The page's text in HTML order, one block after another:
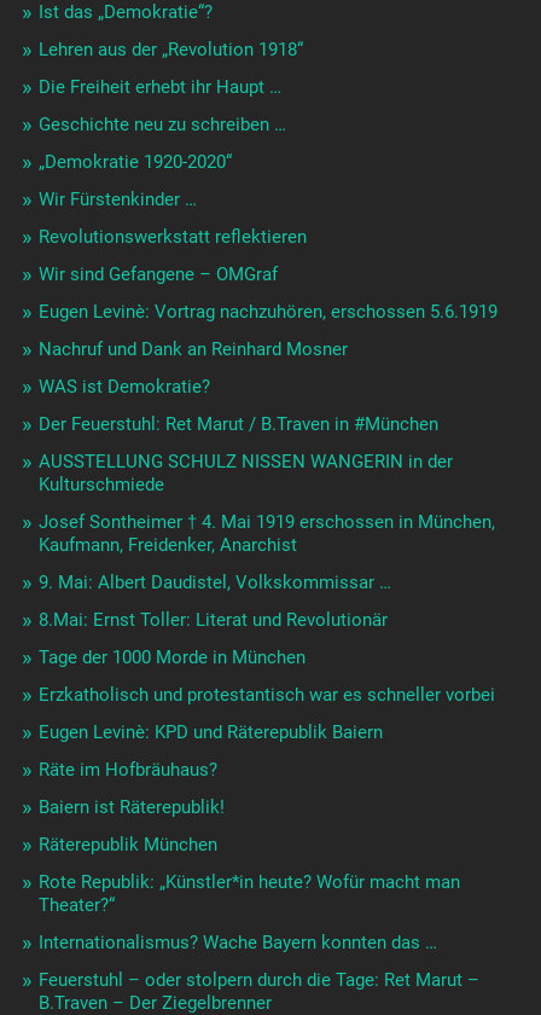
Ist das „Demokratie“?
Lehren aus der „Revolution 1918“
Die Freiheit erhebt ihr Haupt …
Geschichte neu zu schreiben …
„Demokratie 1920-2020“
Wir Fürstenkinder …
Revolutionswerkstatt reflektieren
Wir sind Gefangene – OMGraf
Eugen Levinè: Vortrag nachzuhören, erschossen 5.6.1919
Nachruf und Dank an Reinhard Mosner
WAS ist Demokratie?
Der Feuerstuhl: Ret Marut / B.Traven in #München
AUSSTELLUNG SCHULZ NISSEN WANGERIN in der
Kulturschmiede
Josef Sontheimer † 4. Mai 1919 erschossen in München,
Kaufmann, Freidenker, Anarchist
9. Mai: Albert Daudistel, Volkskommissar …
8.Mai: Ernst Toller: Literat und Revolutionär
Tage der 1000 Morde in München
Erzkatholisch und protestantisch war es schneller vorbei
Eugen Levinè: KPD und Räterepublik Baiern
Räte im Hofbräuhaus?
Baiern ist Räterepublik!
Räterepublik München
Rote Republik: „Künstler*in heute? Wofür macht man
Theater?“
Internationalismus? Wache Bayern konnten das …
Feuerstuhl – oder stolpern durch die Tage: Ret Marut –
B.Traven – Der Ziegelbrenner